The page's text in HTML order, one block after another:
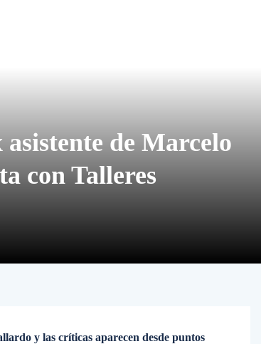
de Marcelo
con Talleres
y las críticas aparecen desde puntos